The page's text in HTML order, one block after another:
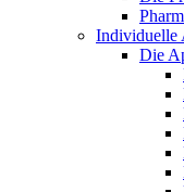
Individuelle
Die